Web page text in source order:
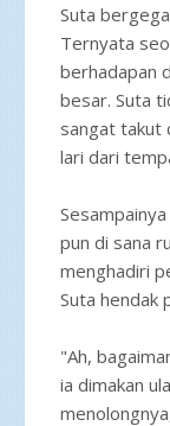
Suta
Ternyata
berhadapan
besar. Suta
sangat takut
lari dari
pun di sana
menghadiri
Suta hendak
"Ah,
ia dimakan